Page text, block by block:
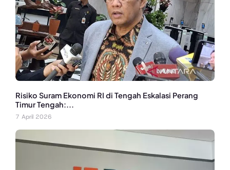
Risiko Suram Ekonomi RI di Tengah Eskalasi Perang
Timur Tengah:...
7 April 2026